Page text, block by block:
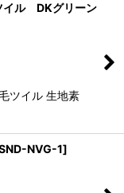
ル DKグリーン
ツイル 生地素
NVG-1]